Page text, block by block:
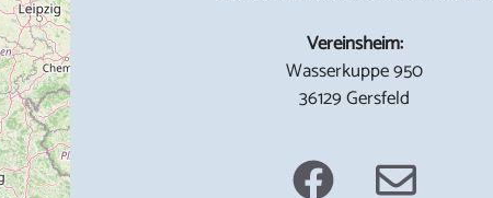
Vereinsheim:
Wasserkuppe 950
36129 Gersfeld